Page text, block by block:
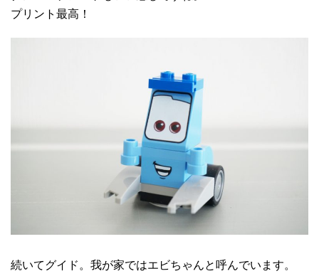
プリント最高！
続いてグイド。我が家ではエビちゃんと呼んでいます。